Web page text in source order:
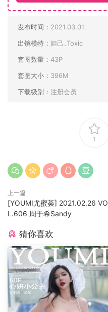
发布时间： 2021.03.01
出镜模特： 妲己_Toxic
套图数量： 43P
套图大小： 396M
下载级别： 注册会员
1
上一篇
[YOUMI尤蜜荟] 2021.02.26 VO
L.606 周于希Sandy
猜你喜欢